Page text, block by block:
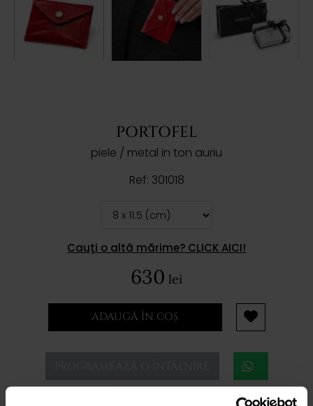
PORTOFEL
piele / metal in ton auriu
Ref: 301018
Cauți o altă mărime? CLICK AICI!
630 lei
ADAUGĂ ÎN COȘ